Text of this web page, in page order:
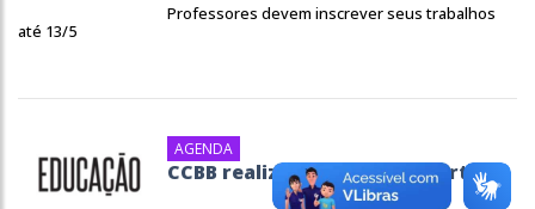
Professores devem inscrever seus trabalhos
até 13/5
AGENDA
CCBB realiza projeto sobre arte...